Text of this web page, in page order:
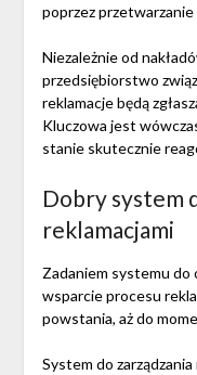
poprzez
Niezależnie od
przedsiębiorstwo
reklamacje będą
Kluczowa jest
stanie skutecznie
Dobry system
reklamacjami
Zadaniem systemu do
wsparcie procesu
powstania, aż do
System do